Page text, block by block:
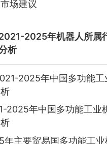
场建议
2025年机器人所属
析
2025年中国多功能工
2025年中国多功能工业
年主要贸易国多功能工业